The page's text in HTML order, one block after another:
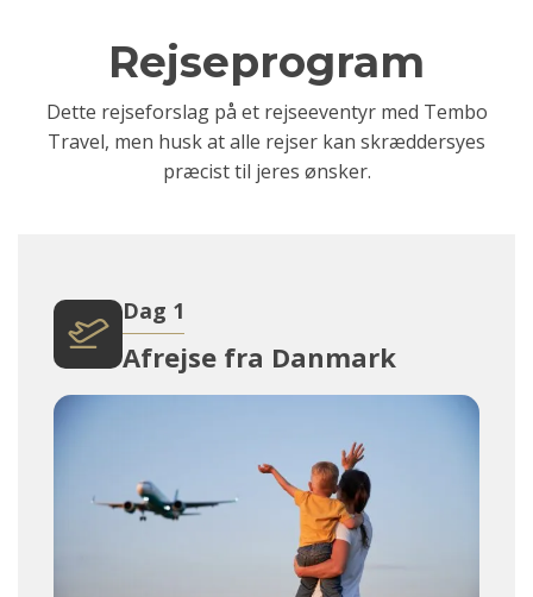
Rejseprogram
Dette rejseforslag på et rejseeventyr med Tembo
Travel, men husk at alle rejser kan skræddersyes
præcist til jeres ønsker.
Dag 1
Afrejse fra Danmark